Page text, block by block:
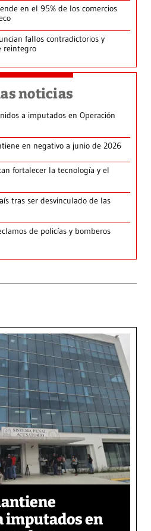
en el 95% de los comercios
fallos contradictorios y
reintegro
noticias
a imputados en Operación
en negativo a junio de 2026
fortalecer la tecnología y el
tras ser desvinculado de las
de policías y bomberos
imputados en